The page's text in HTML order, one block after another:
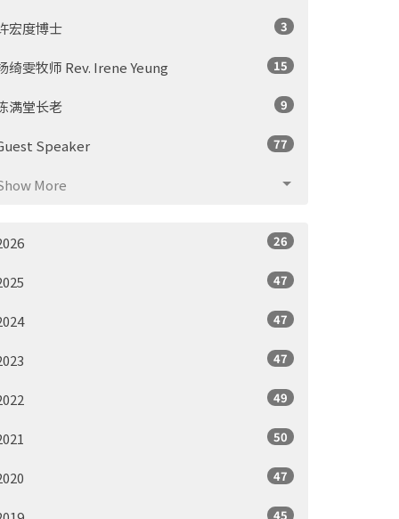
宏度博士 3
绮雯牧师 Rev. Irene Yeung 15
满堂长老 9
Speaker 77
More
26
47
47
47
49
50
47
45